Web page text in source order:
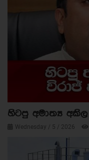
හිටපු අමාත්‍ය අකිල
Wednesday / 5 / 2026